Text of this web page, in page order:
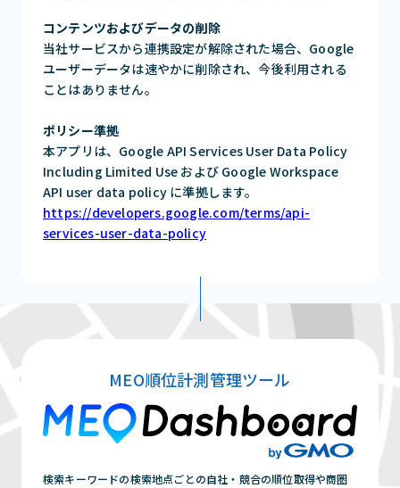
コンテンツおよびデータの削除
当社サービスから連携設定が解除された場合、Google
ユーザーデータは速やかに削除され、今後利用される
ことはありません。
ポリシー準拠
本アプリは、Google API Services User Data Policy
Including Limited Use および Google Workspace
API user data policy に準拠します。
https://developers.google.com/terms/api-
services-user-data-policy
MEO順位計測管理ツール
検索キーワードの検索地点ごとの自社・競合の順位取得や商圏